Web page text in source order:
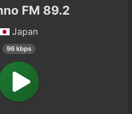
FM 89.2
Japan
96 kbps